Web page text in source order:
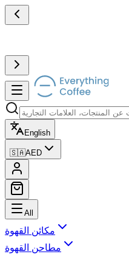
English
🇸🇦AED
All
مكائن القهوة
مطاحن القهوة